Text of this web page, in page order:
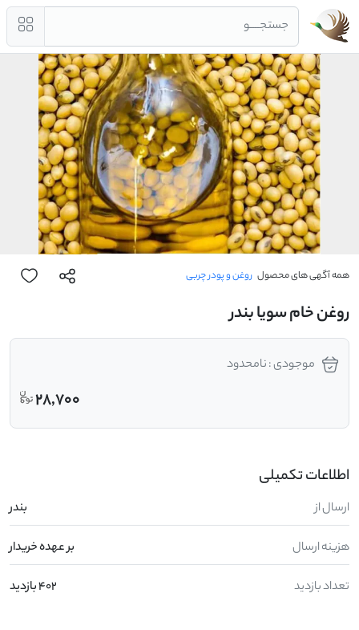
جستجــــو
همه آگهی های محصول روغن و پودر چربی
روغن خام سویا بندر
موجودی : نامحدود
28,700
اطلاعات تکمیلی
ارسال از بندر
هزینه ارسال بر عهده خریدار
تعداد بازدید 402 بازدید